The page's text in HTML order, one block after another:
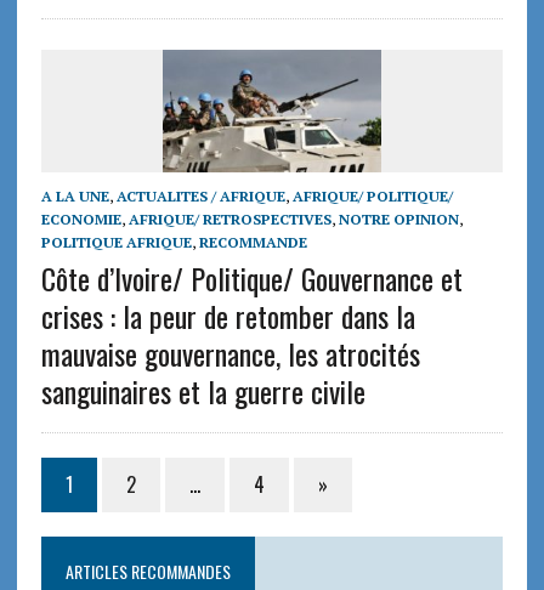
A LA UNE, ACTUALITES / AFRIQUE, AFRIQUE/ POLITIQUE/
ECONOMIE, AFRIQUE/ RETROSPECTIVES, NOTRE OPINION,
POLITIQUE AFRIQUE, RECOMMANDE
Côte d’Ivoire/ Politique/ Gouvernance et
crises : la peur de retomber dans la
mauvaise gouvernance, les atrocités
sanguinaires et la guerre civile
1 2 … 4 »
ARTICLES RECOMMANDES